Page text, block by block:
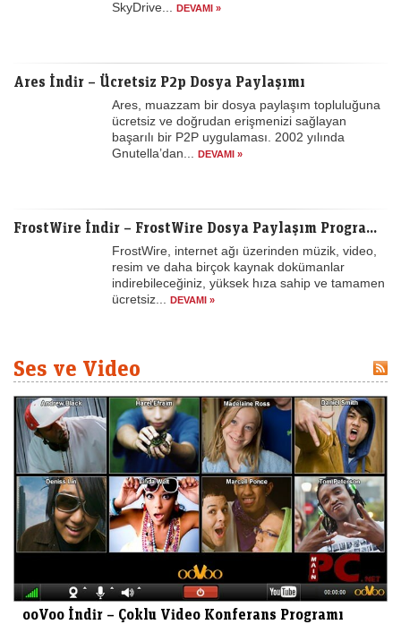
SkyDrive... DEVAMI »
Ares İndir – Ücretsiz P2p Dosya Paylaşımı
Ares, muazzam bir dosya paylaşım topluluğuna
ücretsiz ve doğrudan erişmenizi sağlayan
başarılı bir P2P uygulaması. 2002 yılında
Gnutella’dan... DEVAMI »
FrostWire İndir – FrostWire Dosya Paylaşım Progra...
FrostWire, internet ağı üzerinden müzik, video,
resim ve daha birçok kaynak dokümanlar
indirebileceğiniz, yüksek hıza sahip ve tamamen
ücretsiz... DEVAMI »
Ses ve Video
ooVoo İndir – Çoklu Video Konferans Programı